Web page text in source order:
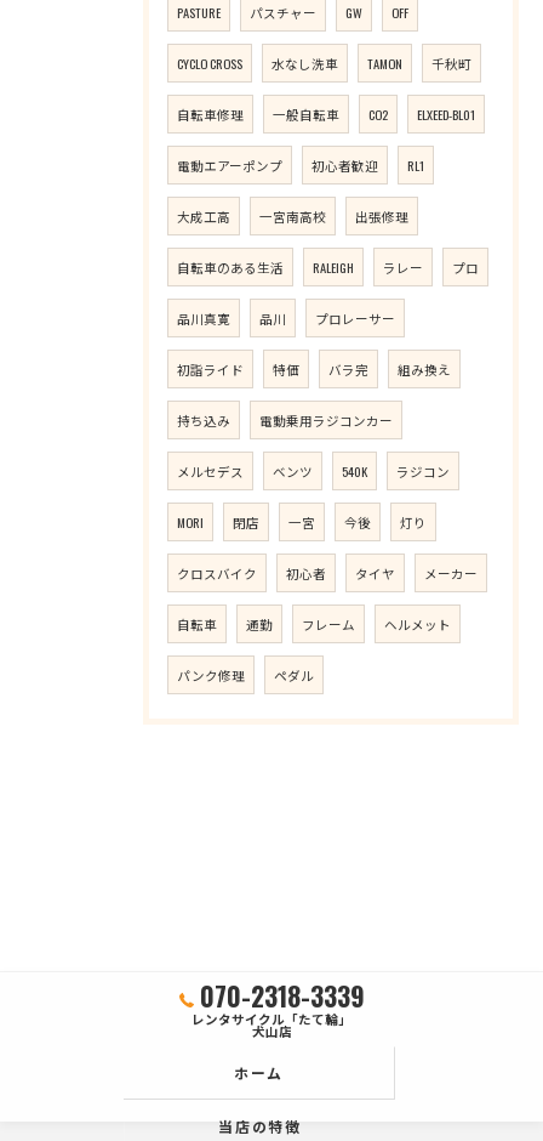
PASTURE パスチャー GW OFF
CYCLO CROSS 水なし洗車 TAMON 千秋町
自転車修理 一般自転車 CO2 ELXEED-BL01
電動エアーポンプ 初心者歓迎 RL1
大成工高 一宮南高校 出張修理
自転車のある生活 RALEIGH ラレー プロ
品川真寛 品川 プロレーサー
初詣ライド 特価 バラ完 組み換え
持ち込み 電動乗用ラジコンカー
メルセデス ベンツ 540K ラジコン
MORI 閉店 一宮 今後 灯り
クロスバイク 初心者 タイヤ メーカー
自転車 通勤 フレーム ヘルメット
パンク修理 ペダル
070-2318-3339
レンタサイクル「たて輪」
犬山店
ホーム
当店の特徴